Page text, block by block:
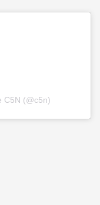
C5N (@c5n)